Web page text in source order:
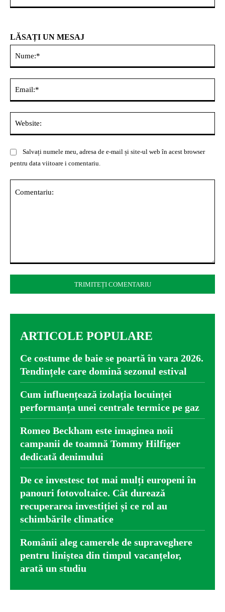
LĂSAȚI UN MESAJ
Salvați numele meu, adresa de e-mail și site-ul web în acest browser
pentru data viitoare i comentariu.
ARTICOLE POPULARE
Ce costume de baie se poartă în vara 2026.
Tendințele care domină sezonul estival
Cum influențează izolația locuinței
performanța unei centrale termice pe gaz
Romeo Beckham este imaginea noii
campanii de toamnă Tommy Hilfiger
dedicată denimului
De ce investesc tot mai mulți europeni în
panouri fotovoltaice. Cât durează
recuperarea investiției și ce rol au
schimbările climatice
Românii aleg camerele de supraveghere
pentru liniștea din timpul vacanțelor,
arată un studiu